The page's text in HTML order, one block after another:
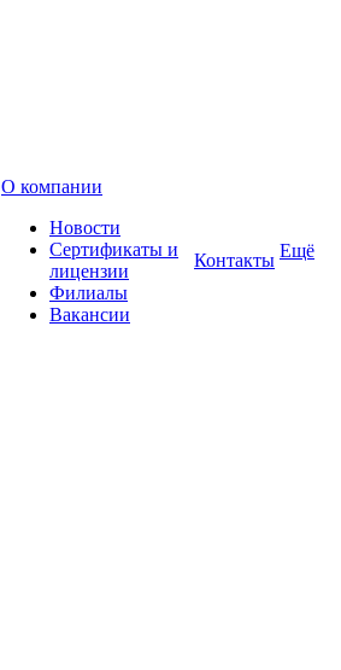
О компании
Новости
Сертификаты и
лицензии
Филиалы
Вакансии
Контакты Ещё